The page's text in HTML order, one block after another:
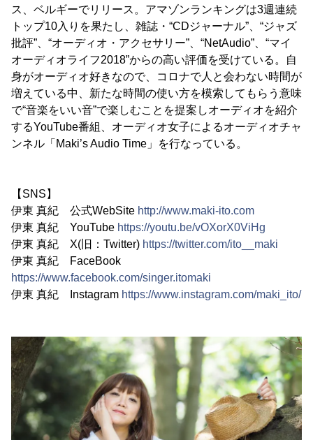
ス、ベルギーでリリース。アマゾンランキングは3週連続
トップ10入りを果たし、雑誌・“CDジャーナル”、“ジャズ
批評”、“オーディオ・アクセサリー”、“NetAudio”、“マイ
オーディオライフ2018”からの高い評価を受けている。自
身がオーディオ好きなので、コロナで人と会わない時間が
増えている中、新たな時間の使い方を模索してもらう意味
で“音楽をいい音”で楽しむことを提案しオーディオを紹介
するYouTube番組、オーディオ女子によるオーディオチャ
ンネル「Maki’s Audio Time」を行なっている。
【SNS】
伊東 真紀 公式WebSite http://www.maki-ito.com
伊東 真紀 YouTube https://youtu.be/vOXorX0ViHg
伊東 真紀 X(旧：Twitter) https://twitter.com/ito__maki
伊東 真紀 FaceBook
https://www.facebook.com/singer.itomaki
伊東 真紀 Instagram https://www.instagram.com/maki_ito/